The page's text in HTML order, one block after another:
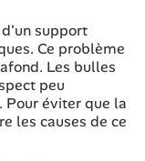
support
Ce problème
Les bulles
peu
éviter que la
les causes de ce